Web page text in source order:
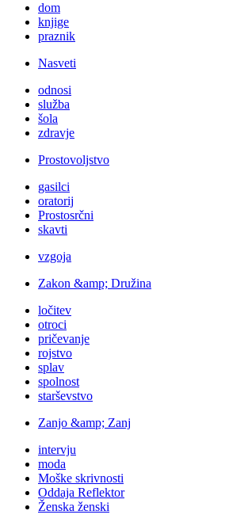
dom
knjige
praznik
Nasveti
odnosi
služba
šola
zdravje
Prostovoljstvo
gasilci
oratorij
Prostosrčni
skavti
vzgoja
Zakon &amp; Družina
ločitev
otroci
pričevanje
rojstvo
splav
spolnost
starševstvo
Zanjo &amp; Zanj
intervju
moda
Moške skrivnosti
Oddaja Reflektor
Ženska ženski